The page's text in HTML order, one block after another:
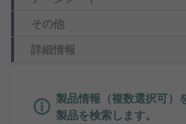
その他
詳細情報
製品情報（複数選択可）
製品を検索します。